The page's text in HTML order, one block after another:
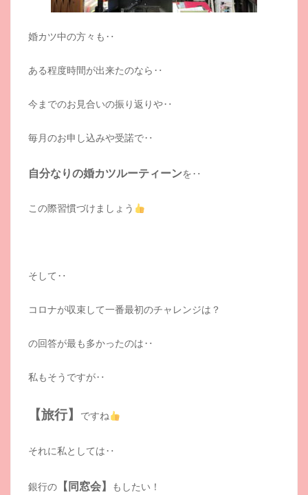
婚カツ中の方々も‥
ある程度時間が出来たのなら‥
今までのお見合いの振り返りや‥
毎月のお申し込みや受諾で‥
自分なりの婚カツルーティーンを‥
この際習慣づけましょう
そして‥
コロナが収束して一番最初のチャレンジは？
の回答が最も多かったのは‥
私もそうですが‥
【旅行】 ですね
それに私としては‥
銀行の 【同窓会】 もしたい！